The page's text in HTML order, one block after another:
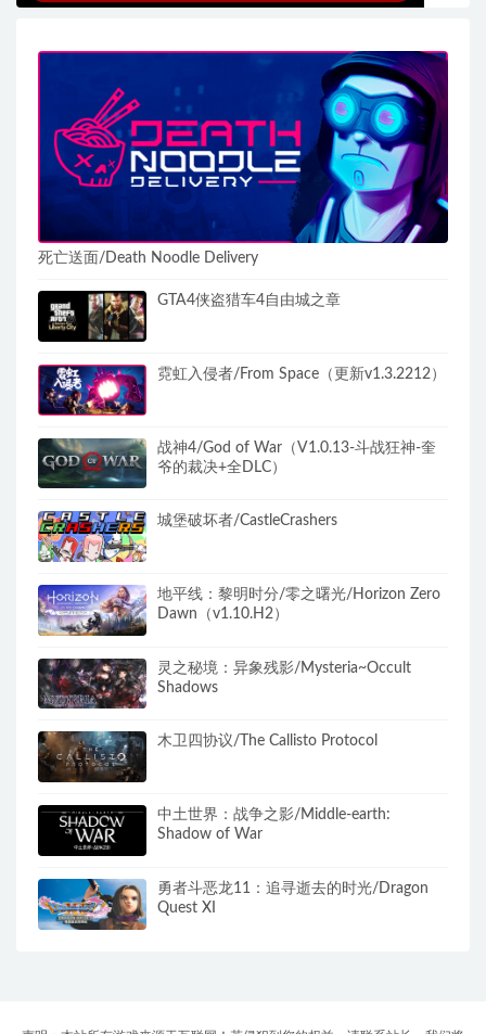
死亡送面/Death Noodle Delivery
GTA4侠盗猎车4自由城之章
霓虹入侵者/From Space（更新v1.3.2212）
战神4/God of War（V1.0.13-斗战狂神-奎
爷的裁决+全DLC）
城堡破坏者/CastleCrashers
地平线：黎明时分/零之曙光/Horizon Zero
Dawn（v1.10.H2）
灵之秘境：异象残影/Mysteria~Occult
Shadows
木卫四协议/The Callisto Protocol
中土世界：战争之影/Middle-earth:
Shadow of War
勇者斗恶龙11：追寻逝去的时光/Dragon
Quest XI